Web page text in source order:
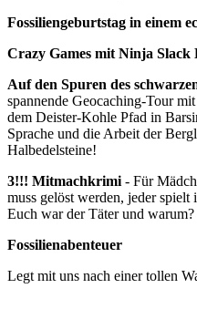
Fossiliengeburtstag in einem
Crazy Games mit Ninja
Auf den Spuren des
spannende Geocaching-Tour
dem Deister-Kohle Pfad in
Sprache und die Arbeit der
Halbedelsteine!
3!!! Mitmachkrimi - Für
muss gelöst werden, jeder
Euch war der Täter und warum?
Fossilienabenteuer
Legt mit uns nach einer tollen